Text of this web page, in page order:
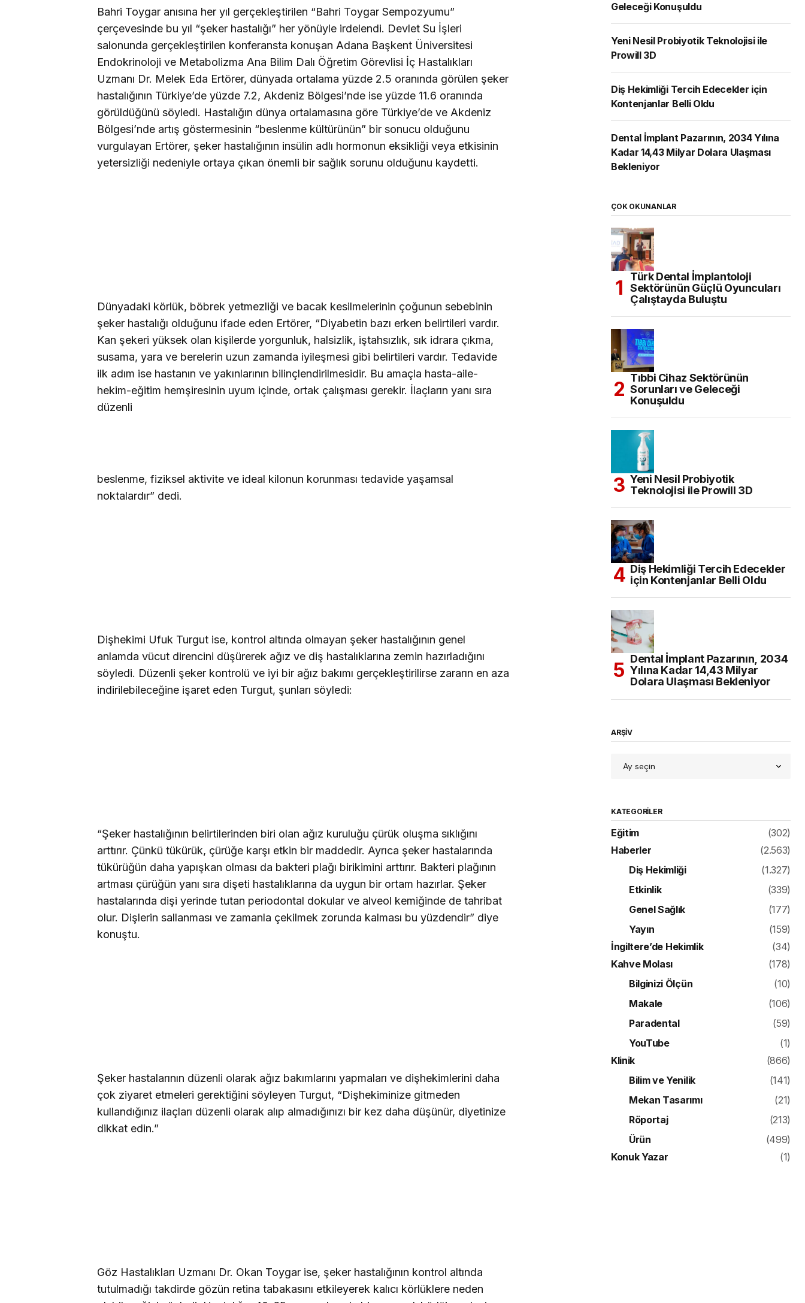
Bahri Toygar anısına her yıl gerçekleştirilen “Bahri Toygar Sempozyumu”
çerçevesinde bu yıl “şeker hastalığı” her yönüyle irdelendi. Devlet Su İşleri
salonunda gerçekleştirilen konferansta konuşan Adana Başkent Üniversitesi
Endokrinoloji ve Metabolizma Ana Bilim Dalı Öğretim Görevlisi İç Hastalıkları
Uzmanı Dr. Melek Eda Ertörer, dünyada ortalama yüzde 2.5 oranında görülen şeker
hastalığının Türkiye’de yüzde 7.2, Akdeniz Bölgesi’nde ise yüzde 11.6 oranında
görüldüğünü söyledi. Hastalığın dünya ortalamasına göre Türkiye’de ve Akdeniz
Bölgesi’nde artış göstermesinin “beslenme kültürünün” bir sonucu olduğunu
vurgulayan Ertörer, şeker hastalığının insülin adlı hormonun eksikliği veya etkisinin
yetersizliği nedeniyle ortaya çıkan önemli bir sağlık sorunu olduğunu kaydetti.
Dünyadaki körlük, böbrek yetmezliği ve bacak kesilmelerinin çoğunun sebebinin
şeker hastalığı olduğunu ifade eden Ertörer, “Diyabetin bazı erken belirtileri vardır.
Kan şekeri yüksek olan kişilerde yorgunluk, halsizlik, iştahsızlık, sık idrara çıkma,
susama, yara ve berelerin uzun zamanda iyileşmesi gibi belirtileri vardır. Tedavide
ilk adım ise hastanın ve yakınlarının bilinçlendirilmesidir. Bu amaçla hasta-aile-
hekim-eğitim hemşiresinin uyum içinde, ortak çalışması gerekir. İlaçların yanı sıra
düzenli
beslenme, fiziksel aktivite ve ideal kilonun korunması tedavide yaşamsal
noktalardır” dedi.
Dişhekimi Ufuk Turgut ise, kontrol altında olmayan şeker hastalığının genel
anlamda vücut direncini düşürerek ağız ve diş hastalıklarına zemin hazırladığını
söyledi. Düzenli şeker kontrolü ve iyi bir ağız bakımı gerçekleştirilirse zararın en aza
indirilebileceğine işaret eden Turgut, şunları söyledi:
“Şeker hastalığının belirtilerinden biri olan ağız kuruluğu çürük oluşma sıklığını
arttırır. Çünkü tükürük, çürüğe karşı etkin bir maddedir. Ayrıca şeker hastalarında
tükürüğün daha yapışkan olması da bakteri plağı birikimini arttırır. Bakteri plağının
artması çürüğün yanı sıra dişeti hastalıklarına da uygun bir ortam hazırlar. Şeker
hastalarında dişi yerinde tutan periodontal dokular ve alveol kemiğinde de tahribat
olur. Dişlerin sallanması ve zamanla çekilmek zorunda kalması bu yüzdendir” diye
konuştu.
Şeker hastalarının düzenli olarak ağız bakımlarını yapmaları ve dişhekimlerini daha
çok ziyaret etmeleri gerektiğini söyleyen Turgut, “Dişhekiminize gitmeden
kullandığınız ilaçları düzenli olarak alıp almadığınızı bir kez daha düşünür, diyetinize
dikkat edin.”
Göz Hastalıkları Uzmanı Dr. Okan Toygar ise, şeker hastalığının kontrol altında
tutulmadığı takdirde gözün retina tabakasını etkileyerek kalıcı körlüklere neden
Geleceği Konuşuldu
Yeni Nesil Probiyotik Teknolojisi ile
Prowill 3D
Diş Hekimliği Tercih Edecekler için
Kontenjanlar Belli Oldu
Dental İmplant Pazarının, 2034 Yılına
Kadar 14,43 Milyar Dolara Ulaşması
Bekleniyor
ÇOK OKUNANLAR
Türk Dental İmplantoloji
Sektörünün Güçlü Oyuncuları
Çalıştayda Buluştu
Tıbbi Cihaz Sektörünün
Sorunları ve Geleceği
Konuşuldu
Yeni Nesil Probiyotik
Teknolojisi ile Prowill 3D
Diş Hekimliği Tercih Edecekler
için Kontenjanlar Belli Oldu
Dental İmplant Pazarının, 2034
Yılına Kadar 14,43 Milyar
Dolara Ulaşması Bekleniyor
ARŞİV
KATEGORILER
Eğitim
(302)
Haberler
(2.563)
Diş Hekimliği
(1.327)
Etkinlik
(339)
Genel Sağlık
(177)
Yayın
(159)
İngiltere’de Hekimlik
(34)
Kahve Molası
(178)
Bilginizi Ölçün
(10)
Makale
(106)
Paradental
(59)
YouTube
(1)
Klinik
(866)
Bilim ve Yenilik
(141)
Mekan Tasarımı
(21)
Röportaj
(213)
Ürün
(499)
Konuk Yazar
(1)